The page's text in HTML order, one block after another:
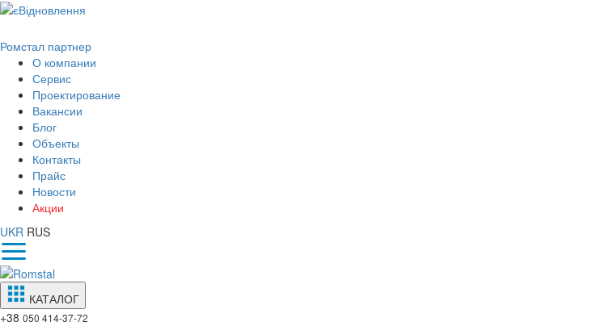
Ромстал партнер
О компании
Сервис
Проектирование
Вакансии
Блог
Объекты
Контакты
Прайс
Новости
Акции
UKR RUS
КАТАЛОГ
+38 050 414-37-72